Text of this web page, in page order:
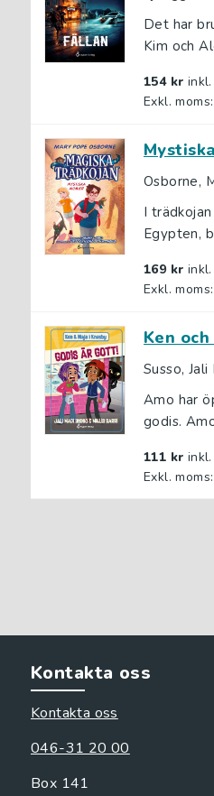
Det har
Kim och
154 kr inkl.
Exkl.
Osborne,
I
Egypten,
169 kr inkl.
Exkl.
Ken
Susso, Jali
Amo har
godis.
111 kr inkl.
Exkl.
Kontakta oss
Kontakta oss
046-31 20 00
Box 141